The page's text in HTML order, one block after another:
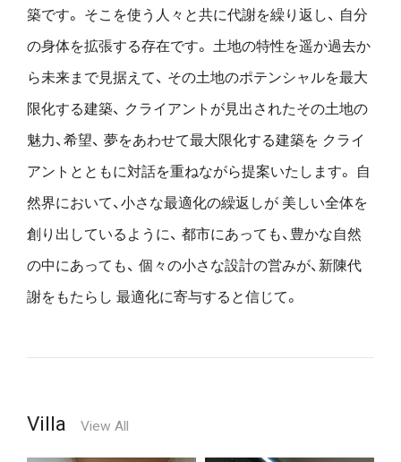
築です。 そこを使う人々と共に代謝を繰り返し、 自分
の身体を拡張する存在です。 土地の特性を遥か過去か
ら未来まで見据えて、 その土地のポテンシャルを最大
限化する建築、 クライアントが見出されたその土地の
魅力、希望、 夢をあわせて最大限化する建築を クライ
アントとともに対話を重ねながら提案いたします。
自
然界において、小さな最適化の繰返しが 美しい全体を
創り出しているように、 都市にあっても、豊かな自然
の中にあっても、 個々の小さな設計の営みが、新陳代
謝をもたらし 最適化に寄与すると信じて。
Villa View All